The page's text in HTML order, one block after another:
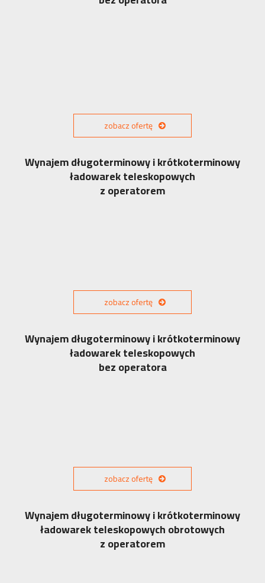
zobacz ofertę
Wynajem długoterminowy i krótkoterminowy
ładowarek teleskopowych
z operatorem
zobacz ofertę
Wynajem długoterminowy i krótkoterminowy
ładowarek teleskopowych
bez operatora
zobacz ofertę
Wynajem długoterminowy i krótkoterminowy
ładowarek teleskopowych obrotowych
z operatorem